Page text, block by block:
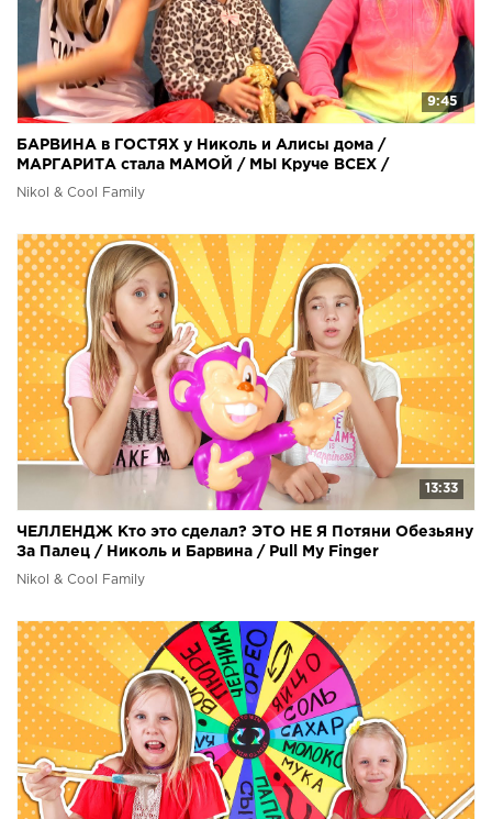
9:45
БАРВИНА в ГОСТЯХ у Николь и Алисы дома /
МАРГАРИТА стала МАМОЙ / МЫ Круче ВСЕХ /
Nikol & Cool Family
13:33
ЧЕЛЛЕНДЖ Кто это сделал? ЭТО НЕ Я Потяни Обезьяну
За Палец / Николь и Барвина / Pull My Finger
Nikol & Cool Family